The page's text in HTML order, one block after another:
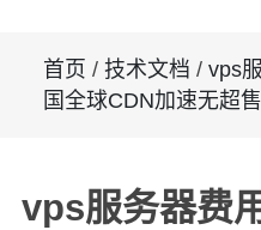
首页 / 技术文档 / vps
国全球CDN加速无超售
vps服务器费